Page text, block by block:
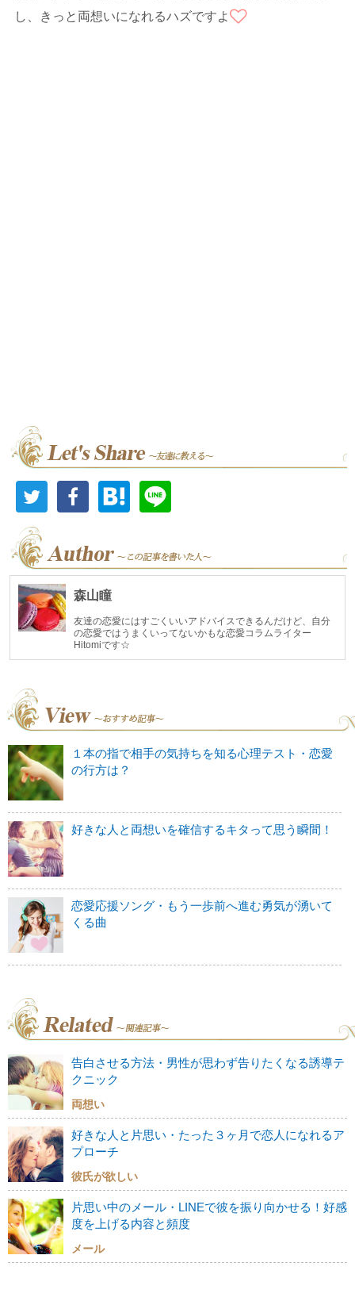
し、きっと両想いになれるハズですよ
森山瞳
友達の恋愛にはすごくいいアドバイスできるんだけど、自分
の恋愛ではうまくいってないかもな恋愛コラムライター
Hitomiです☆
１本の指で相手の気持ちを知る心理テスト・恋愛
の行方は？
好きな人と両想いを確信するキタって思う瞬間！
恋愛応援ソング・もう一歩前へ進む勇気が湧いて
くる曲
告白させる方法・男性が思わず告りたくなる誘導テ
クニック
両想い
好きな人と片思い・たった３ヶ月で恋人になれるア
プローチ
彼氏が欲しい
片思い中のメール・LINEで彼を振り向かせる！好感
度を上げる内容と頻度
メール